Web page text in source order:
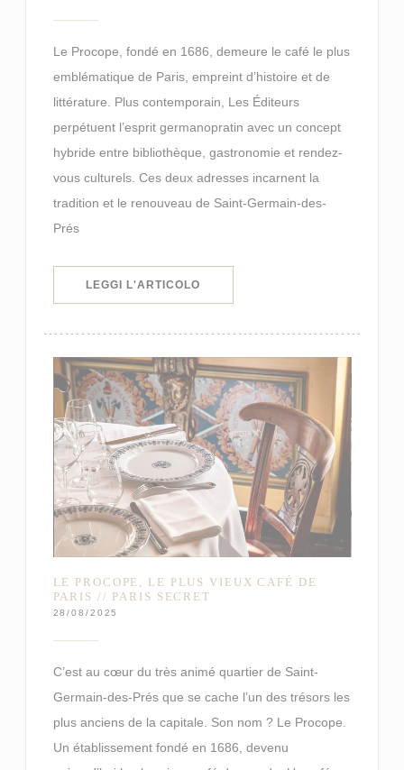
Le Procope, fondé en 1686, demeure le café le plus
emblématique de Paris, empreint d’histoire et de
littérature. Plus contemporain, Les Éditeurs
perpétuent l’esprit germanopratin avec un concept
hybride entre bibliothèque, gastronomie et rendez-
vous culturels. Ces deux adresses incarnent la
tradition et le renouveau de Saint-Germain-des-
Prés
LEGGI L'ARTICOLO
LE PROCOPE, LE PLUS VIEUX CAFÉ DE
PARIS // PARIS SECRET
28/08/2025
C’est au cœur du très animé quartier de Saint-
Germain-des-Prés que se cache l’un des trésors les
plus anciens de la capitale. Son nom ? Le Procope.
Un établissement fondé en 1686, devenu